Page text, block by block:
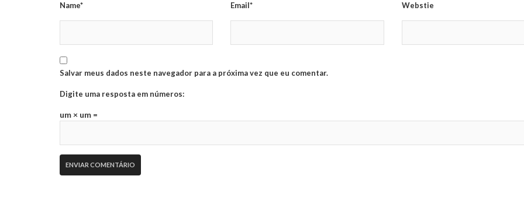
Name* Email* Webstie
Salvar meus dados neste navegador para a próxima vez que eu comentar.
Digite uma resposta em números:
um × um =